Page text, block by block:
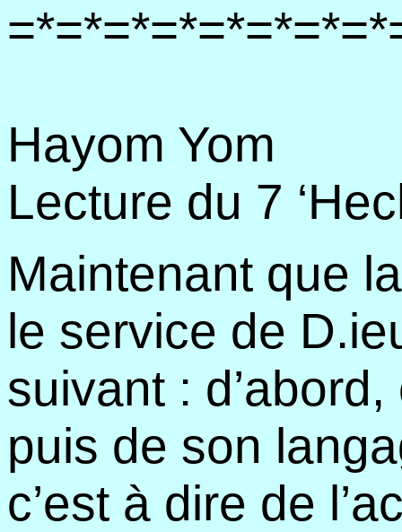
Hayom Yom
Lecture du 7
Maintenant que
le service de
suivant :
puis de son
c’est à dire de